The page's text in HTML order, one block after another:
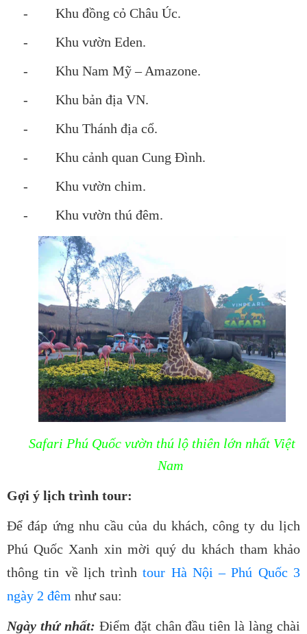
-
Khu đồng cỏ Châu Úc.
-
Khu vườn Eden.
-
Khu Nam Mỹ – Amazone.
-
Khu bản địa VN.
-
Khu Thánh địa cổ.
-
Khu cảnh quan Cung Đình.
-
Khu vườn chim.
-
Khu vườn thú đêm.
Safari Phú Quốc vườn thú lộ thiên lớn nhất Việt
Nam
Gợi ý lịch trình tour:
Để đáp ứng nhu cầu của du khách, công ty du lịch
Phú Quốc Xanh xin mời quý du khách tham khảo
thông tin về lịch trìnhtour Hà Nội – Phú Quốc 3
ngày 2 đêm như sau:
Ngày thứ nhất: Điểm đặt chân đầu tiên là làng chài